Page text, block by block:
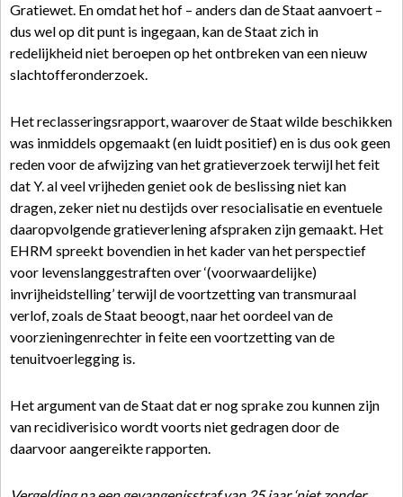
Gratiewet. En omdat het hof – anders dan de Staat aanvoert –
dus wel op dit punt is ingegaan, kan de Staat zich in
redelijkheid niet beroepen op het ontbreken van een nieuw
slachtofferonderzoek.
Het reclasseringsrapport, waarover de Staat wilde beschikken
was inmiddels opgemaakt (en luidt positief) en is dus ook geen
reden voor de afwijzing van het gratieverzoek terwijl het feit
dat Y. al veel vrijheden geniet ook de beslissing niet kan
dragen, zeker niet nu destijds over resocialisatie en eventuele
daaropvolgende gratieverlening afspraken zijn gemaakt. Het
EHRM spreekt bovendien in het kader van het perspectief
voor levenslanggestraften over ‘(voorwaardelijke)
invrijheidstelling’ terwijl de voortzetting van transmuraal
verlof, zoals de Staat beoogt, naar het oordeel van de
voorzieningenrechter in feite een voortzetting van de
tenuitvoerlegging is.
Het argument van de Staat dat er nog sprake zou kunnen zijn
van recidiverisico wordt voorts niet gedragen door de
daarvoor aangereikte rapporten.